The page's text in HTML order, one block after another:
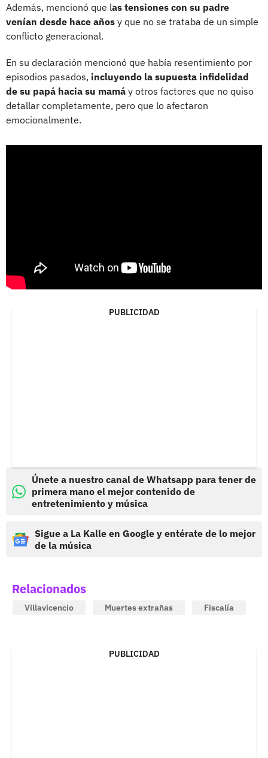
Además, mencionó que las tensiones con su padre
venían desde hace años y que no se trataba de un simple
conflicto generacional.
En su declaración mencionó que había resentimiento por
episodios pasados, incluyendo la supuesta infidelidad
de su papá hacia su mamá y otros factores que no quiso
detallar completamente, pero que lo afectaron
emocionalmente.
PUBLICIDAD
Únete a nuestro canal de Whatsapp para tener de
primera mano el mejor contenido de
entretenimiento y música
Sigue a La Kalle en Google y entérate de lo mejor
de la música
Relacionados
Villavicencio Muertes extrañas Fiscalía
PUBLICIDAD